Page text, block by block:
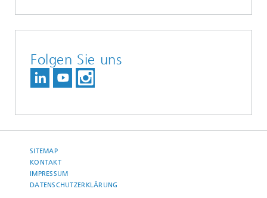
Folgen Sie uns
SITEMAP
KONTAKT
IMPRESSUM
DATENSCHUTZERKLÄRUNG